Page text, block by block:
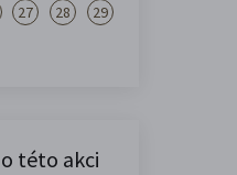
27 28
29
této akci